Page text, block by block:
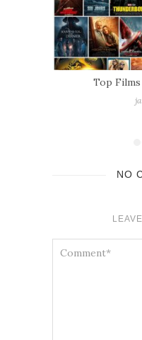
Top Films
NO